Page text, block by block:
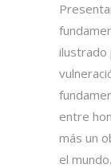
ilustrado
entre
más un
el